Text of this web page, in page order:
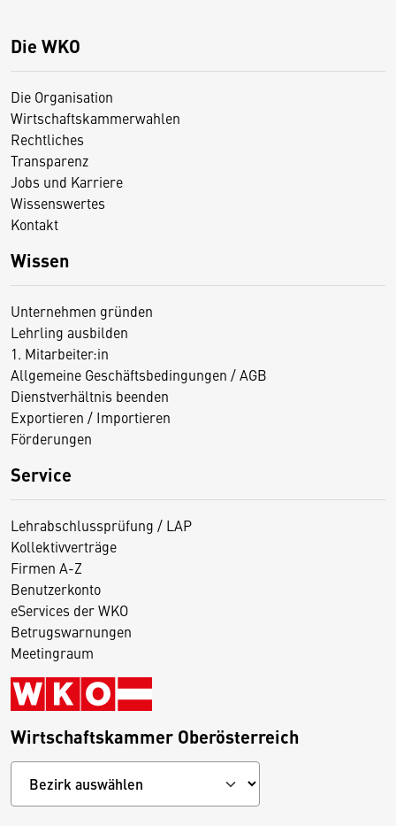
Die WKO
Die Organisation
Wirtschaftskammerwahlen
Rechtliches
Transparenz
Jobs und Karriere
Wissenswertes
Kontakt
Wissen
Unternehmen gründen
Lehrling ausbilden
1. Mitarbeiter:in
Allgemeine Geschäftsbedingungen / AGB
Dienstverhältnis beenden
Exportieren / Importieren
Förderungen
Service
Lehrabschlussprüfung / LAP
Kollektivverträge
Firmen A-Z
Benutzerkonto
eServices der WKO
Betrugswarnungen
Meetingraum
Wirtschaftskammer Oberösterreich